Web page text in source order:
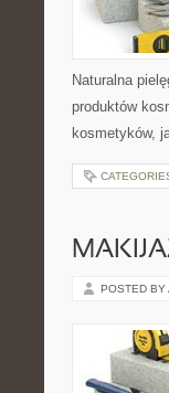
Naturalna
produktów
kosmetyków,
POSTED BY